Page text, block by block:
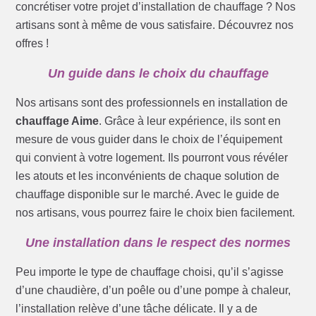
concrétiser votre projet d’installation de chauffage ? Nos
artisans sont à même de vous satisfaire. Découvrez nos
offres !
Un guide dans le choix du chauffage
Nos artisans sont des professionnels en installation de
chauffage Aime. Grâce à leur expérience, ils sont en
mesure de vous guider dans le choix de l’équipement
qui convient à votre logement. Ils pourront vous révéler
les atouts et les inconvénients de chaque solution de
chauffage disponible sur le marché. Avec le guide de
nos artisans, vous pourrez faire le choix bien facilement.
Une installation dans le respect des normes
Peu importe le type de chauffage choisi, qu’il s’agisse
d’une chaudière, d’un poêle ou d’une pompe à chaleur,
l’installation relève d’une tâche délicate. Il y a de